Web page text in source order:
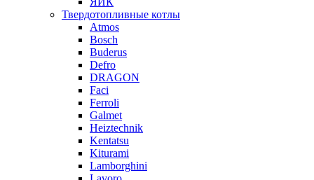
Твердотопливные котлы
Atmos
Bosch
Buderus
Defro
DRAGON
Faci
Ferroli
Galmet
Heiztechnik
Kentatsu
Kiturami
Lamborghini